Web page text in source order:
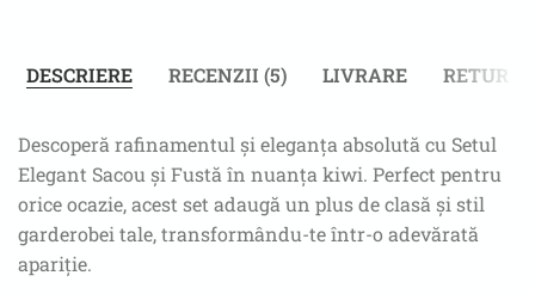
DESCRIERE RECENZII (5) LIVRARE RETUR
Descoperă rafinamentul și eleganța absolută cu Setul
Elegant Sacou și Fustă în nuanța kiwi. Perfect pentru
orice ocazie, acest set adaugă un plus de clasă și stil
garderobei tale, transformându-te într-o adevărată
apariție.